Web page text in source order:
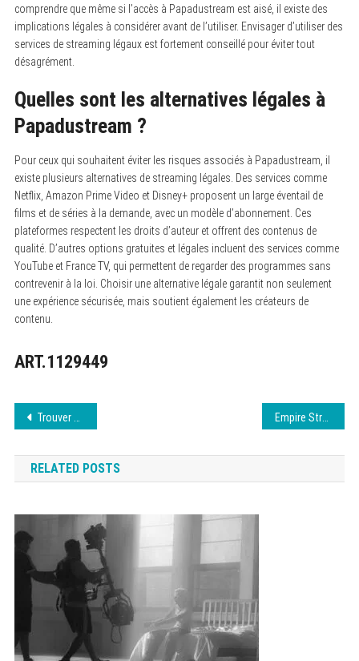
comprendre que même si l’accès à Papadustream est aisé, il existe des
implications légales à considérer avant de l’utiliser. Envisager d’utiliser des
services de streaming légaux est fortement conseillé pour éviter tout
désagrément.
Quelles sont les alternatives légales à
Papadustream ?
Pour ceux qui souhaitent éviter les risques associés à Papadustream, il
existe plusieurs alternatives de streaming légales. Des services comme
Netflix, Amazon Prime Video et Disney+ proposent un large éventail de
films et de séries à la demande, avec un modèle d’abonnement. Ces
plateformes respectent les droits d’auteur et offrent des contenus de
qualité. D’autres options gratuites et légales incluent des services comme
YouTube et France TV, qui permettent de regarder des programmes sans
contrevenir à la loi. Choisir une alternative légale garantit non seulement
une expérience sécurisée, mais soutient également les créateurs de
contenu.
ART.1129449
Navigation
de
l’article
Trouver Extreme Download : Alternatives et conseils
RELATED POSTS